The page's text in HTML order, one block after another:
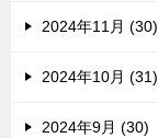
2024年11月 (30)
2024年10月 (31)
2024年9月 (30)